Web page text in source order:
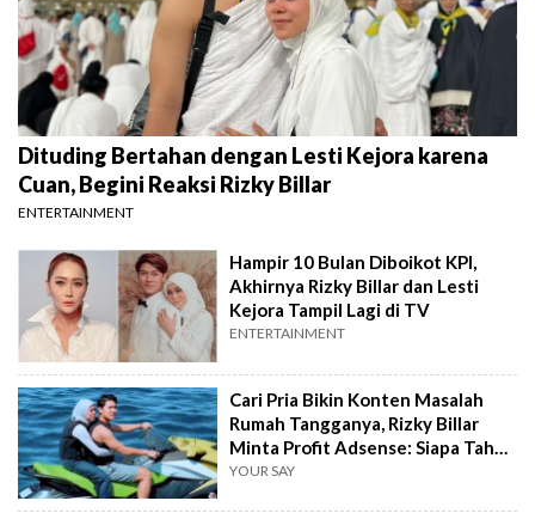
Dituding Bertahan dengan Lesti Kejora karena
Cuan, Begini Reaksi Rizky Billar
ENTERTAINMENT
Hampir 10 Bulan Diboikot KPI,
Akhirnya Rizky Billar dan Lesti
Kejora Tampil Lagi di TV
ENTERTAINMENT
Cari Pria Bikin Konten Masalah
Rumah Tangganya, Rizky Billar
Minta Profit Adsense: Siapa Tahu
Dikasih
YOUR SAY